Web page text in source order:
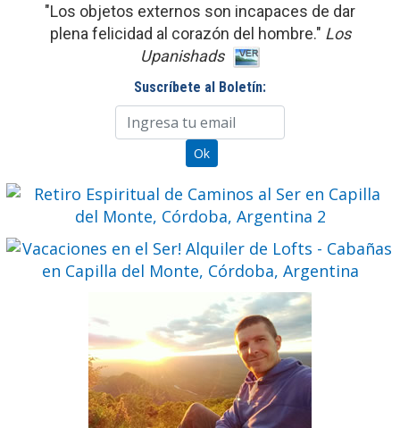
"Los objetos externos son incapaces de dar
plena felicidad al corazón del hombre." Los
Upanishads
Suscríbete al Boletín: